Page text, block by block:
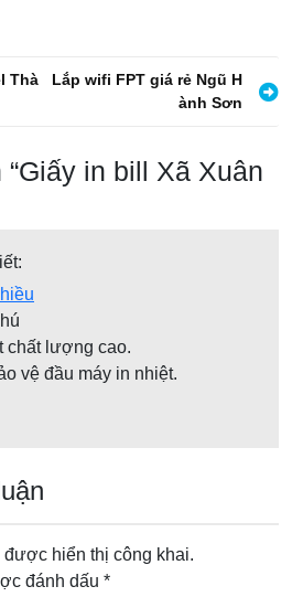
Thà
Lắp wifi FPT giá rẻ Ngũ H
ành Sơn
Giấy in bill Xã Xuân
chất lượng cao.
vệ đầu máy in nhiệt.
hiển thị công khai.
đánh dấu *